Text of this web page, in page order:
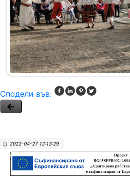
Сподели във:
2022-04-27 12:13:29